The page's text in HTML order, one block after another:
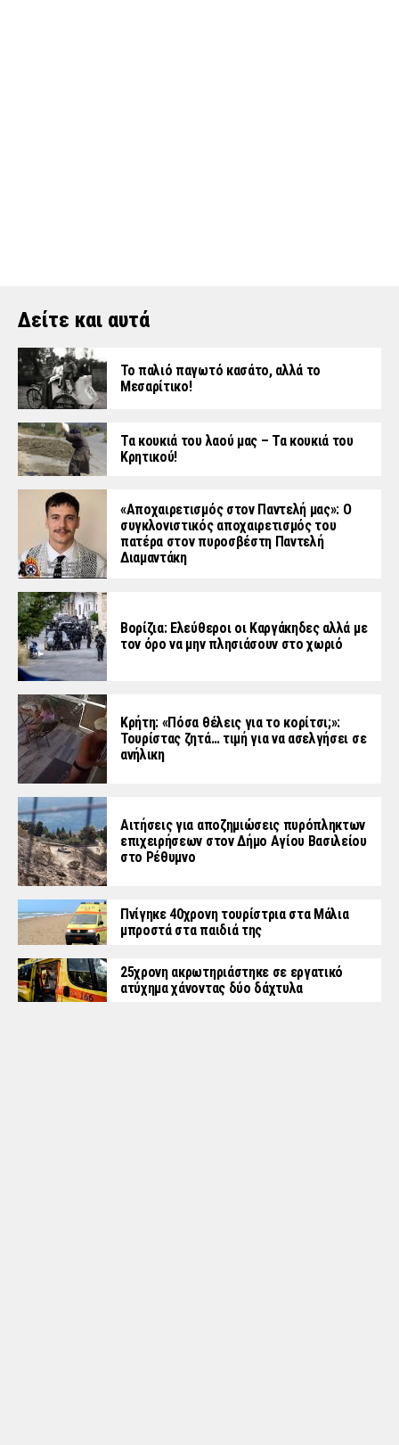
Δείτε και αυτά
Το παλιό παγωτό κασάτο, αλλά το
Μεσαρίτικο!
Τα κουκιά του λαού μας – Τα κουκιά του
Κρητικού!
«Aποχαιρετισμός στον Παντελή μας»: Ο
συγκλονιστικός αποχαιρετισμός του
πατέρα στον πυροσβέστη Παντελή
Διαμαντάκη
Βορίζια: Ελεύθεροι οι Καργάκηδες αλλά με
τον όρο να μην πλησιάσουν στο χωριό
Κρήτη: «Πόσα θέλεις για το κορίτσι;»:
Τουρίστας ζητά… τιμή για να ασελγήσει σε
ανήλικη
Αιτήσεις για αποζημιώσεις πυρόπληκτων
επιχειρήσεων στον Δήμο Αγίου Βασιλείου
στο Ρέθυμνο
Πνίγηκε 40χρονη τουρίστρια στα Μάλια
μπροστά στα παιδιά της
25χρονη ακρωτηριάστηκε σε εργατικό
ατύχημα χάνοντας δύο δάχτυλα